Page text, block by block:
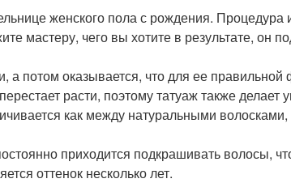
женского пола с рождения. Процедура
мастеру, чего вы хотите в результате, он
а потом оказывается, что для ее
расти, поэтому татуаж также делает
как между натуральными
приходится подкрашивать волосы,
оттенок несколько лет.